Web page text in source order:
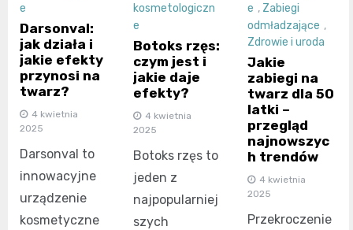
e
Darsonval:
jak działa i
jakie efekty
przynosi na
twarz?
4 kwietnia
2025
Darsonval to
innowacyjne
urządzenie
kosmetyczne
kosmetologiczn
e
Botoks rzęs:
czym jest i
jakie daje
efekty?
4 kwietnia
2025
Botoks rzęs to
jeden z
najpopularniej
szych
e , Zabiegi
odmładzające ,
Zdrowie i uroda
Jakie
zabiegi na
twarz dla 50
latki –
przegląd
najnowszyc
h trendów
4 kwietnia
2025
Przekroczenie